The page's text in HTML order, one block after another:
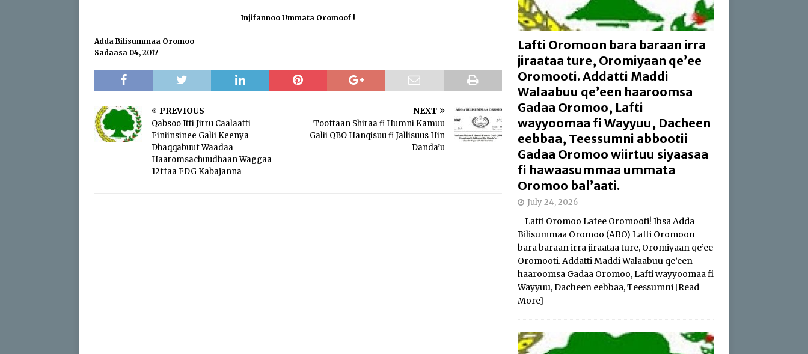
Injifannoo Ummata Oromoof !
Adda Bilisummaa Oromoo
Sadaasa 04, 2017
PREVIOUS
Qabsoo Itti Jirru Caalaatti
Finiinsinee Galii Keenya
Dhaqqabuuf Waadaa
Haaromsachuudhaan Waggaa
12ffaa FDG Kabajanna
NEXT
Tooftaan Shiraa fi Humni Kamuu
Galii QBO Hanqisuu fi Jallisuus Hin
Danda’u
Lafti Oromoon bara baraan irra
jiraataa ture, Oromiyaan qe’ee
Oromooti. Addatti Maddi
Walaabuu qe’een haaroomsa
Gadaa Oromoo, Lafti
wayyoomaa fi Wayyuu, Dacheen
eebbaa, Teessumni abbootii
Gadaa Oromoo wiirtuu siyaasaa
fi hawaasummaa ummata
Oromoo bal’aati.
July 24, 2026
Lafti Oromoo Lafee Oromooti! Ibsa Adda
Bilisummaa Oromoo (ABO) Lafti Oromoon
bara baraan irra jiraataa ture, Oromiyaan qe’ee
Oromooti. Addatti Maddi Walaabuu qe’een
haaroomsa Gadaa Oromoo, Lafti wayyoomaa fi
Wayyuu, Dacheen eebbaa, Teessumni [Read
More]